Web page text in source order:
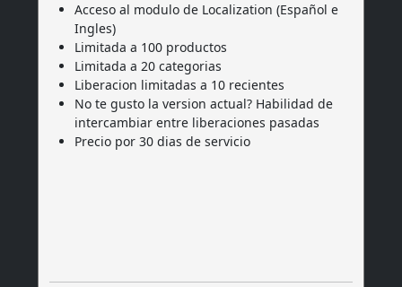
Acceso al modulo de Localization (Español e
Ingles)
Limitada a 100 productos
Limitada a 20 categorias
Liberacion limitadas a 10 recientes
No te gusto la version actual? Habilidad de
intercambiar entre liberaciones pasadas
Precio por 30 dias de servicio